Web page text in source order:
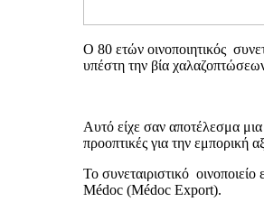
Ο 80 ετών οινοποιητικός
υπέστη την βία
Αυτό είχε σαν αποτέλεσμα
προοπτικές για την εμπορική
Το συνεταιριστικό
Médoc (Médoc Export).